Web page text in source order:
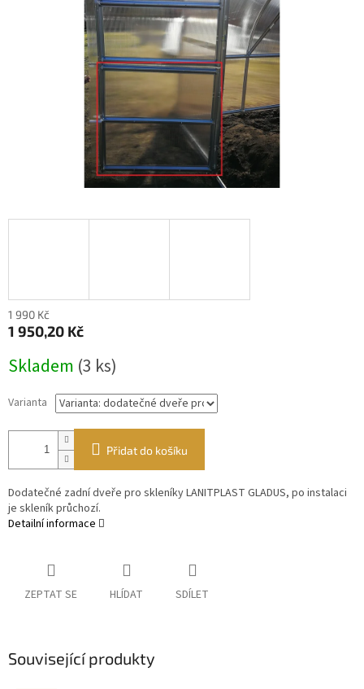
1 990 Kč
1 950,20 Kč
cena:
Skladem (3 ks)
Varianta
Přidat do košíku
Dodatečné zadní dveře pro skleníky LANITPLAST GLADUS, po instalaci
je skleník průchozí.
Detailní informace
ZEPTAT SE HLÍDAT SDÍLET
Související produkty